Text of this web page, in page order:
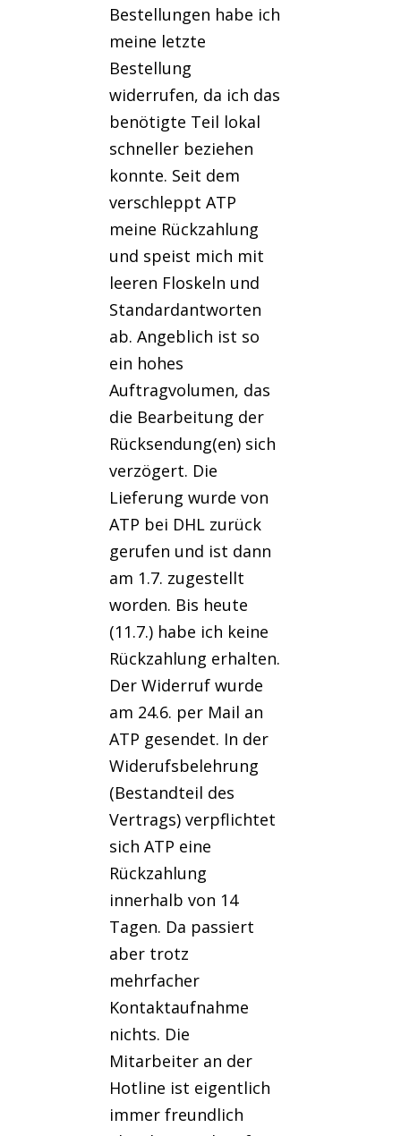
Bestellungen habe ich
meine letzte
Bestellung
widerrufen, da ich das
benötigte Teil lokal
schneller beziehen
konnte. Seit dem
verschleppt ATP
meine Rückzahlung
und speist mich mit
leeren Floskeln und
Standardantworten
ab. Angeblich ist so
ein hohes
Auftragvolumen, das
die Bearbeitung der
Rücksendung(en) sich
verzögert. Die
Lieferung wurde von
ATP bei DHL zurück
gerufen und ist dann
am 1.7. zugestellt
worden. Bis heute
(11.7.) habe ich keine
Rückzahlung erhalten.
Der Widerruf wurde
am 24.6. per Mail an
ATP gesendet. In der
Widerufsbelehrung
(Bestandteil des
Vertrags) verpflichtet
sich ATP eine
Rückzahlung
innerhalb von 14
Tagen. Da passiert
aber trotz
mehrfacher
Kontaktaufnahme
nichts. Die
Mitarbeiter an der
Hotline ist eigentlich
immer freundlich